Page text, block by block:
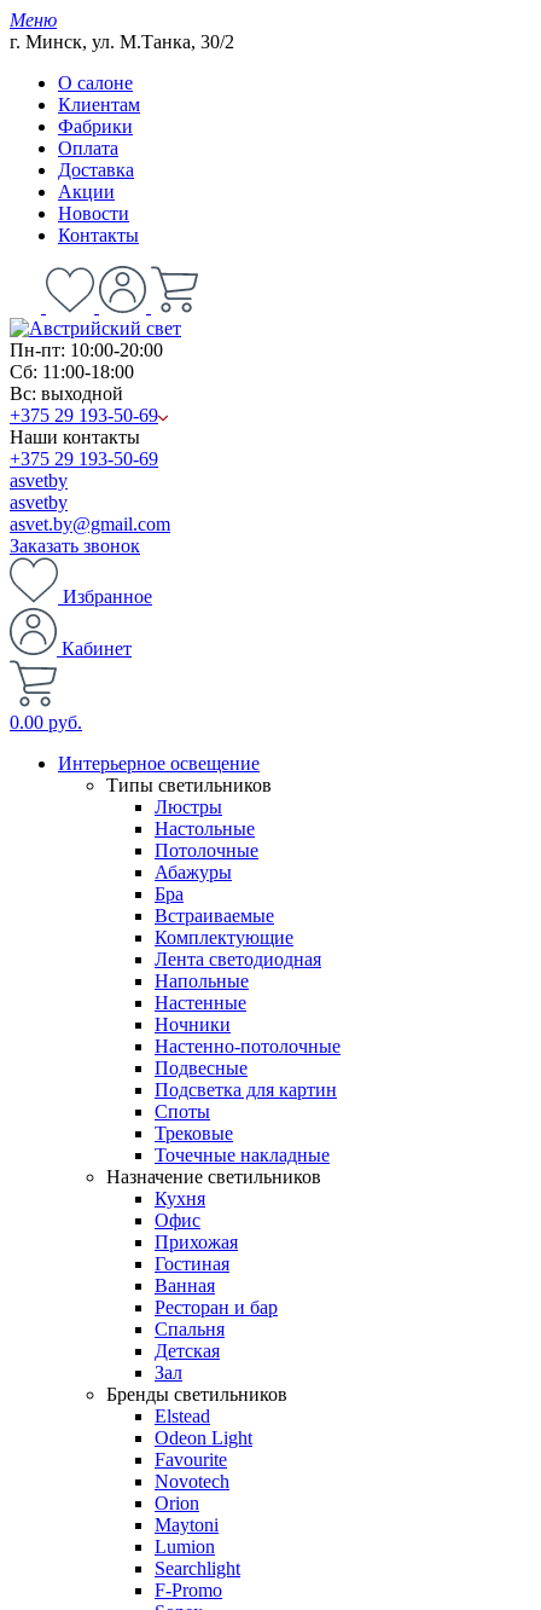
Меню
г. Минск, ул. М.Танка, 30/2
О салоне
Клиентам
Фабрики
Оплата
Доставка
Акции
Новости
Контакты
Пн-пт: 10:00-20:00
Сб: 11:00-18:00
Вс: выходной
+375 29 193-50-69
Наши контакты
+375 29 193-50-69
asvetby
asvetby
asvet.by@gmail.com
Заказать звонок
Избранное
Кабинет
0.00 руб.
Интерьерное освещение
Типы светильников
Люстры
Настольные
Потолочные
Абажуры
Бра
Встраиваемые
Комплектующие
Лента светодиодная
Напольные
Настенные
Ночники
Настенно-потолочные
Подвесные
Подсветка для картин
Споты
Трековые
Точечные накладные
Назначение светильников
Кухня
Офис
Прихожая
Гостиная
Ванная
Ресторан и бар
Спальня
Детская
Зал
Бренды светильников
Elstead
Odeon Light
Favourite
Novotech
Orion
Maytoni
Lumion
Searchlight
F-Promo